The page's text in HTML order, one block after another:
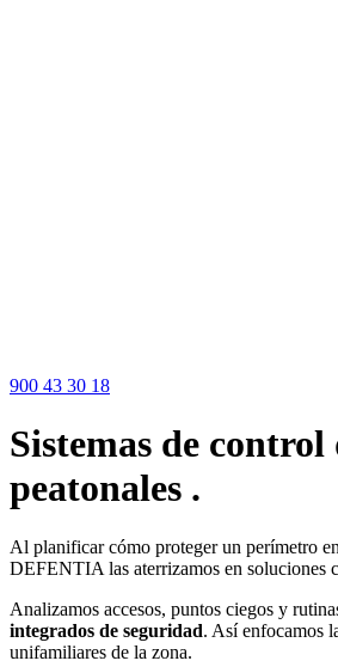
900 43 30 18
Sistemas de
peatonales .
Al planificar cómo proteger un perímetro
DEFENTIA las aterrizamos en soluciones
Analizamos accesos, puntos ciegos y
integrados de seguridad. Así enfocamos
unifamiliares de la zona.